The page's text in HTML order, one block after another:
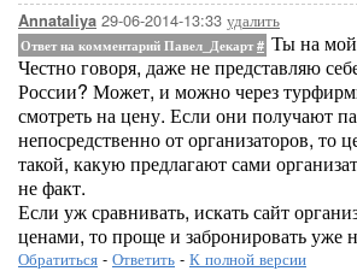
Annataliya 29-06-2014-13:33 удалить
Ответ на комментарий Павел_Декарт# Ты на мой
Честно говоря, даже не представляю
России? Может, и можно через
смотреть на цену. Если они получают
непосредственно от организаторов, то
такой, какую предлагают сами
не факт.
Если уж сравнивать, искать сайт
ценами, то проще и забронировать уже
Обратиться - Ответить - К полной версии